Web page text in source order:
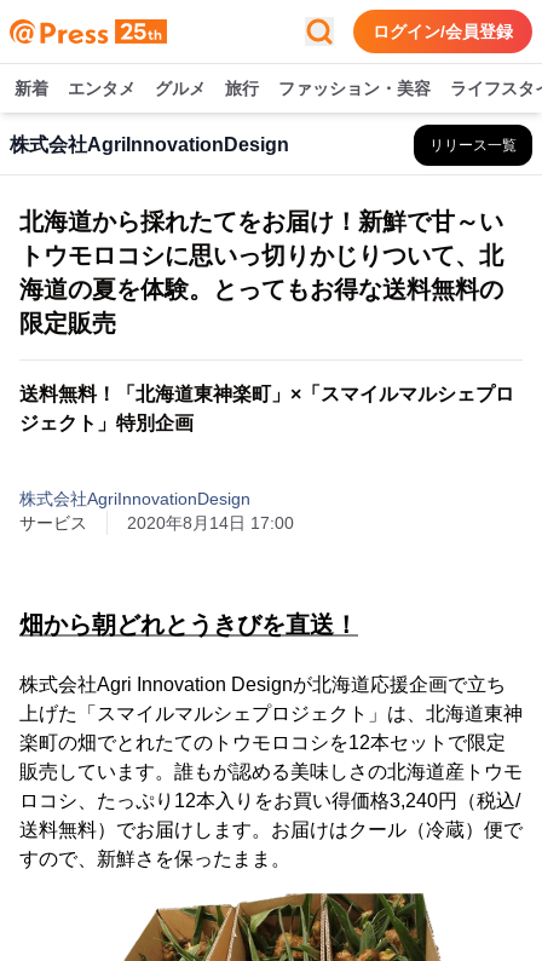
ログイン/会員登録
新着 エンタメ グルメ 旅行 ファッション・美容 ライフスタ
株式会社AgriInnovationDesign リリース一覧
北海道から採れたてをお届け！新鮮で甘～い
トウモロコシに思いっ切りかじりついて、北
海道の夏を体験。とってもお得な送料無料の
限定販売
送料無料！「北海道東神楽町」×「スマイルマルシェプロ
ジェクト」特別企画
株式会社AgriInnovationDesign
サービス
2020年8月14日 17:00
畑から朝どれとうきびを直送！
株式会社Agri Innovation Designが北海道応援企画で立ち
上げた「スマイルマルシェプロジェクト」は、北海道東神
楽町の畑でとれたてのトウモロコシを12本セットで限定
販売しています。誰もが認める美味しさの北海道産トウモ
ロコシ、たっぷり12本入りをお買い得価格3,240円（税込/
送料無料）でお届けします。お届けはクール（冷蔵）便で
すので、新鮮さを保ったまま。